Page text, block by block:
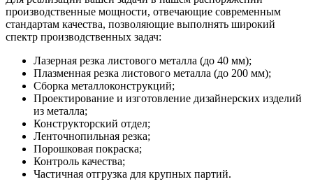
производственные мощности, отвечающие современным
стандартам качества, позволяющие выполнять широкий
спектр производственных задач:
Лазерная резка листового металла (до 40 мм);
Плазменная резка листового металла (до 200 мм);
Сборка металлоконструкций;
Проектирование и изготовление дизайнерских изделий
из металла;
Конструкторский отдел;
Ленточнопильная резка;
Порошковая покраска;
Контроль качества;
Частичная отгрузка для крупных партий.